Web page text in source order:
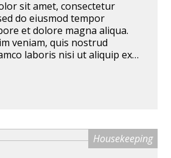
sit amet, consectetur
do eiusmod tempor
et dolore magna aliqua.
veniam, quis nostrud
laboris nisi ut aliquip ex
in voluptate velit esse cillum
pariatur. Excepteur sint
Housekeeping